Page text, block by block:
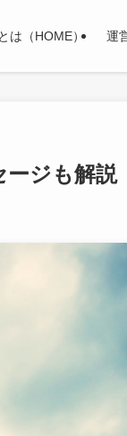
は（HOME） 運
ージも解説